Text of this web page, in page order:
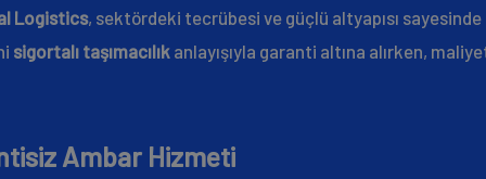
Logistics, sektördeki tecrübesi ve güçlü altyapısı
sigortalı taşımacılık anlayışıyla garanti altına alırken,
Ambar Hizmeti